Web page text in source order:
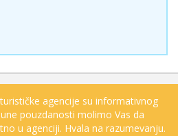
agencije su informativnog
pouzdanosti molimo Vas da
u agenciji. Hvala na razumevanju.